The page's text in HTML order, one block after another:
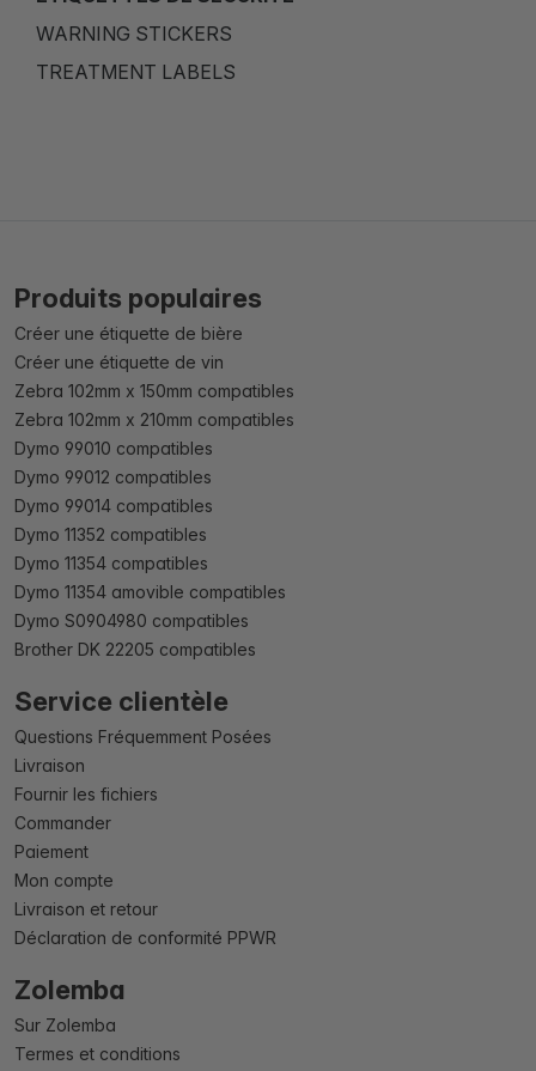
WARNING STICKERS
TREATMENT LABELS
Produits populaires
Créer une étiquette de bière
Créer une étiquette de vin
Zebra 102mm x 150mm compatibles
Zebra 102mm x 210mm compatibles
Dymo 99010 compatibles
Dymo 99012 compatibles
Dymo 99014 compatibles
Dymo 11352 compatibles
Dymo 11354 compatibles
Dymo 11354 amovible compatibles
Dymo S0904980 compatibles
Brother DK 22205 compatibles
Service clientèle
Questions Fréquemment Posées
Livraison
Fournir les fichiers
Commander
Paiement
Mon compte
Livraison et retour
Déclaration de conformité PPWR
Zolemba
Sur Zolemba
Termes et conditions